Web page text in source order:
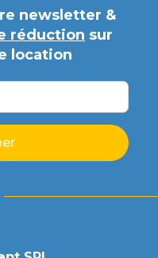
newsletter &
réduction sur
location